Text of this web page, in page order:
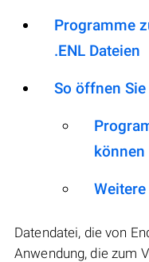
Programme
.ENL Dateien
So öffnen Sie
können
Datendatei, die von
Anwendung, die zum